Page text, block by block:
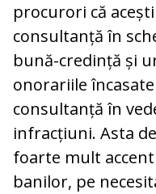
procurori că
consultanță în
bună-credință și
onorariile
consultanță în
infracțiuni. Asta
foarte mult
banilor, pe